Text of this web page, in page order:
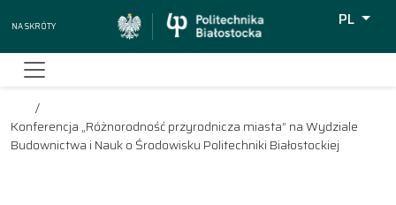
Na skróty
PL
Konferencja „Różnorodność przyrodnicza miasta” na Wydziale
Budownictwa i Nauk o Środowisku Politechniki Białostockiej